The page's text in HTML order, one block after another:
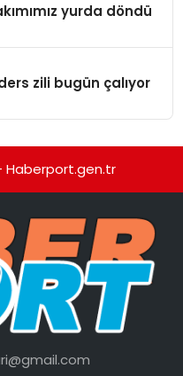
yurda döndü
zili bugün çalıyor
Haberport.gen.tr